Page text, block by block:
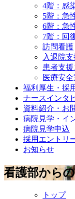
4階：感
5階：急
6階：急
7階：回
訪問看護
入退院支
患者支
医療安全
福利厚生・採
ナースインタ
資料紹介・お
病院見学・イ
病院見学申込
採用エントリ
お知らせ
看護部から
トップ